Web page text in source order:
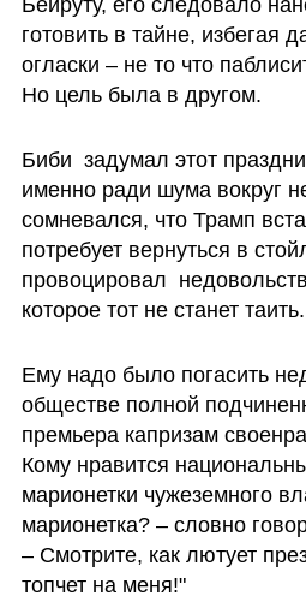
Бейруту, его следовало
готовить в тайне, избегая
огласки – не то что
Но цель была в другом.
Биби  задумал этот
именно ради шума вокруг
сомневался, что Трамп
потребует вернуться в
провоцировал
которое тот не станет таить.
Ему надо было погасить
обществе полной
премьера капризам
Кому нравится
марионетки чужеземного
марионетка? – словно
– Смотрите, как лютует
топчет на меня!"